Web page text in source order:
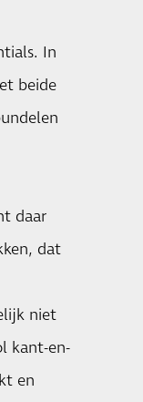
In
beide
daar
dat
niet
kant-en-
en